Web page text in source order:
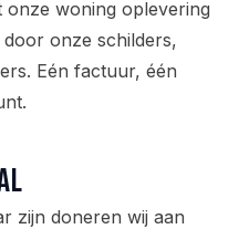
onze woning oplevering
onze schilders,
Eén factuur, één
zijn doneren wij aan